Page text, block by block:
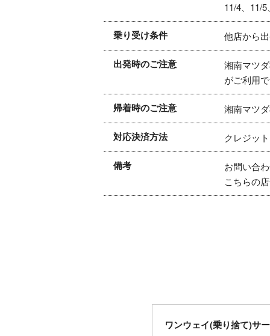
11/4、11/
乗り受け条件 他店から
出発時のご注意
湘南マツ
がご利用
帰着時のご注意 湘南マツ
対応決済方法 クレジット
備考
お問い合
こちらの
ワンウェイ(乗り捨て)サ